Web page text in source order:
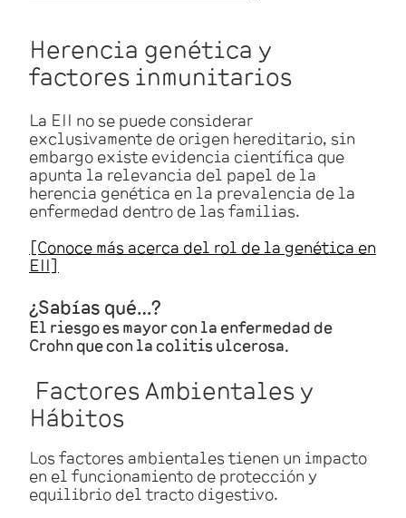
Herencia genética y
factores inmunitarios
La EII no se puede considerar
exclusivamente de origen hereditario, sin
embargo existe evidencia científica que
apunta la relevancia del papel de la
herencia genética en la prevalencia de la
enfermedad dentro de las familias.
[Conoce más acerca del rol de la genética en
EII]
¿Sabías qué…?
El riesgo es mayor con la enfermedad de
Crohn que con la colitis ulcerosa.
Factores Ambientales y
Hábitos
Los factores ambientales tienen un impacto
en el funcionamiento de protección y
equilibrio del tracto digestivo.